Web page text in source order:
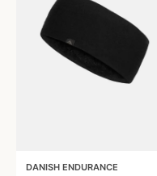
DANISH ENDURANCE